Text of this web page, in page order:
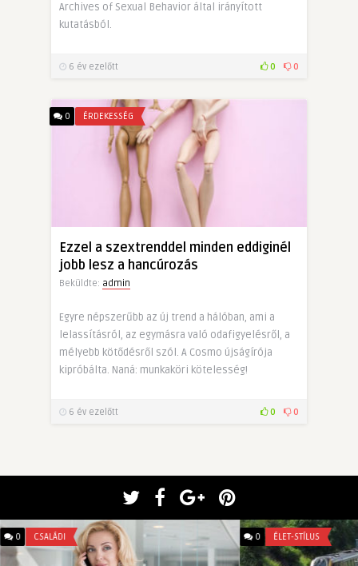
Archives of Sexual Behavior által irányított
kutatásból.
6 év ezelőtt 0 0
0 ÉRDEKESSÉG
Ezzel a szextrenddel minden eddiginél
jobb lesz a hancúrozás
Beküldte: admin
Egyre népszerűbb az új trend a hálóban, ami a
lelassításról, az egymásra való odafigyelésről, a
mélyebb kötődésről szól. A Cosmo újságírója
kipróbálta. Naná: munkaköri kötelesség!
6 év ezelőtt 0 0
0 CSALÁDI 0 ÉLET-STÍLUS